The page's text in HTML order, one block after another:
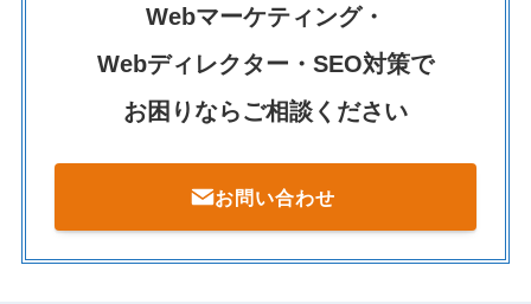
Webマーケティング・
Webディレクター・SEO対策で
お困りならご相談ください
お問い合わせ